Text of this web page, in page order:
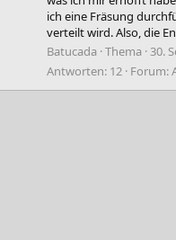
ich eine Fräsung
verteilt wird. Also, die
Batucada Thema 30.
Antworten: 12 Forum: